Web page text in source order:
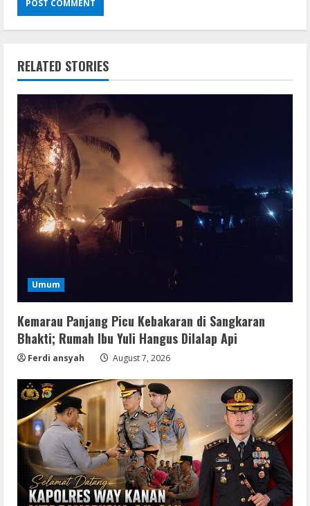
RELATED STORIES
Umum
Kemarau Panjang Picu Kebakaran di Sangkaran
Bhakti; Rumah Ibu Yuli Hangus Dilalap Api
Ferdi ansyah August 7, 2026